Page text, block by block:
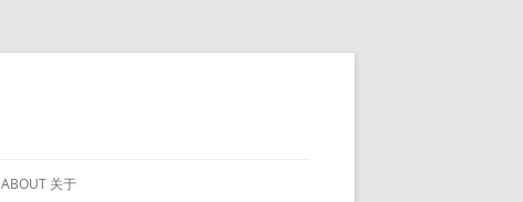
ABOUT 关于